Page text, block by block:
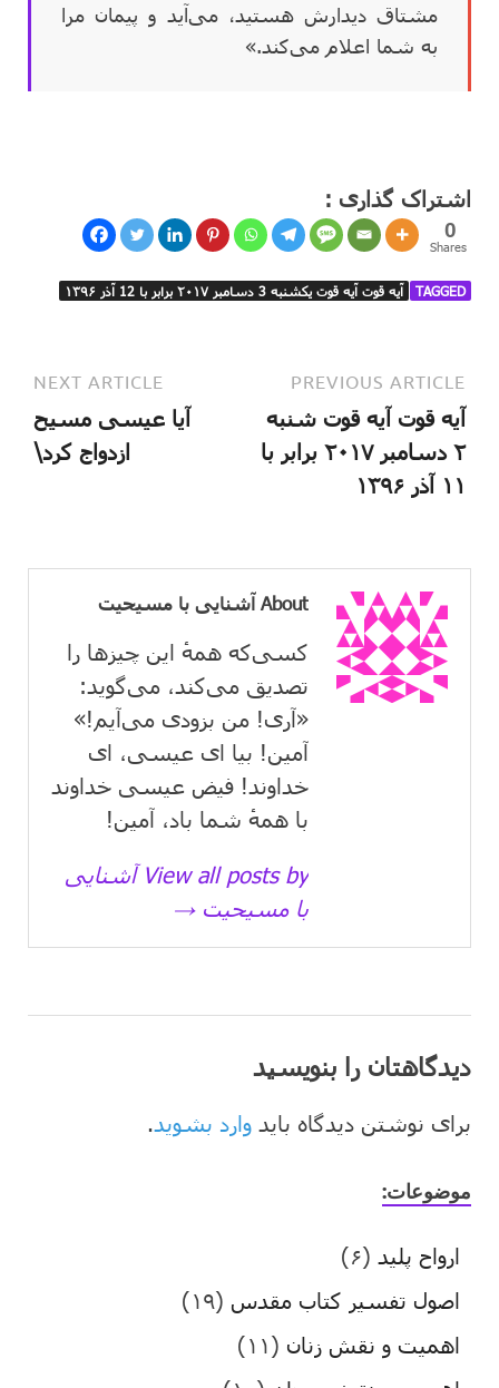
مشتاق دیدارش هستید، می‌آید و پیمان مرا
به شما اعلام می‌کند.»
اشتراک گذاری :
0
Shares
TAGGED آیه قوت آیه قوت یکشنبه 3 دسامبر ۲۰۱۷ برابر با 12 آذر ۱۳۹۶
PREVIOUS ARTICLE
آیه قوت آیه قوت شنبه
۲ دسامبر ۲۰۱۷ برابر با
۱۱ آذر ۱۳۹۶
NEXT ARTICLE
آیا عیسی مسیح
ازدواج کرد\
About آشنایی با مسیحیت
کسی‌که همهٔ این چیزها را
تصدیق می‌كند، می‌گوید:
«آری! من بزودی می‌آیم!»
آمین! بیا ای عیسی، ای
خداوند! فیض عیسی خداوند
با همهٔ شما باد، آمین!
View all posts by آشنایی
با مسیحیت →
دیدگاهتان را بنویسید
برای نوشتن دیدگاه باید وارد بشوید .
موضوعات:
ارواح پلید (۶)
اصول تفسیر کتاب مقدس (۱۹)
اهمیت و نقش زنان (۱۱)